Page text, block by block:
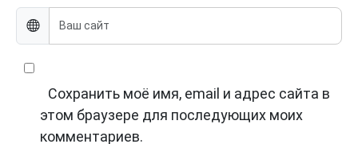
Сохранить моё имя, email и адрес сайта в
этом браузере для последующих моих
комментариев.